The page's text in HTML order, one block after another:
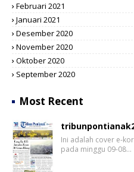
Februari 2021
Januari 2021
Desember 2020
November 2020
Oktober 2020
September 2020
Most Recent
Ini adalah cover e-
pada minggu 09-08…